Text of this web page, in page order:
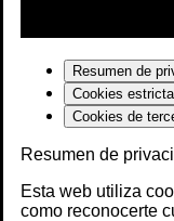
Resumen de
Cookies
Cookies de
Resumen de
Esta web utiliza
como reconocerte